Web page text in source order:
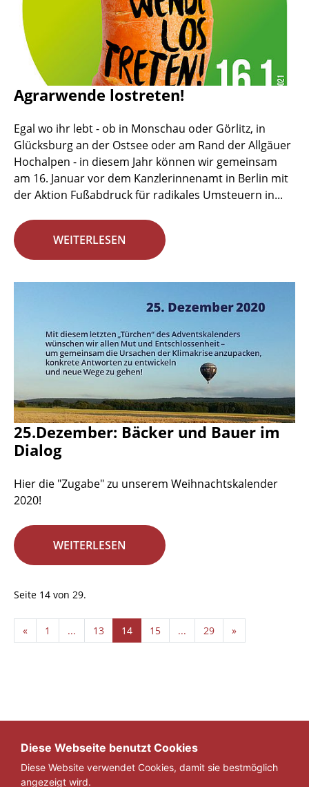
Agrarwende lostreten!
Egal wo ihr lebt - ob in Monschau oder Görlitz, in
Glücksburg an der Ostsee oder am Rand der Allgäuer
Hochalpen - in diesem Jahr können wir gemeinsam
am 16. Januar vor dem Kanzlerinnenamt in Berlin mit
der Aktion Fußabdruck für radikales Umsteuern in...
WEITERLESEN
25.Dezember: Bäcker und Bauer im
Dialog
Hier die "Zugabe" zu unserem Weihnachtskalender
2020!
WEITERLESEN
Seite 14 von 29.
« 1 ... 13 14 15 ... 29 »
Diese Webseite benutzt Cookies
Diese Website verwendet Cookies, damit sie bestmöglich
angezeigt wird.